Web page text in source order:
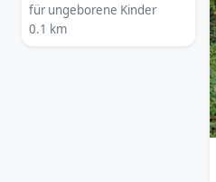
für ungeborene Kinder
0.1 km